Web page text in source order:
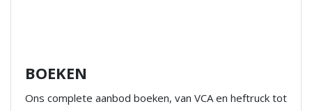
BOEKEN
Ons complete aanbod boeken, van VCA en heftruck tot